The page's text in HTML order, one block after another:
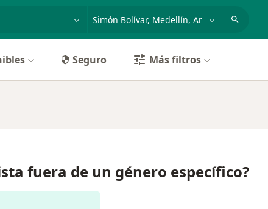
enfermedad o nombrep. ej. Bogotá
Seguro Más filtros
fuera de un género específico?